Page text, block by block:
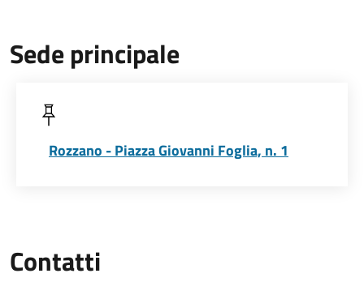
Sede principale
Rozzano - Piazza Giovanni Foglia, n. 1
Contatti